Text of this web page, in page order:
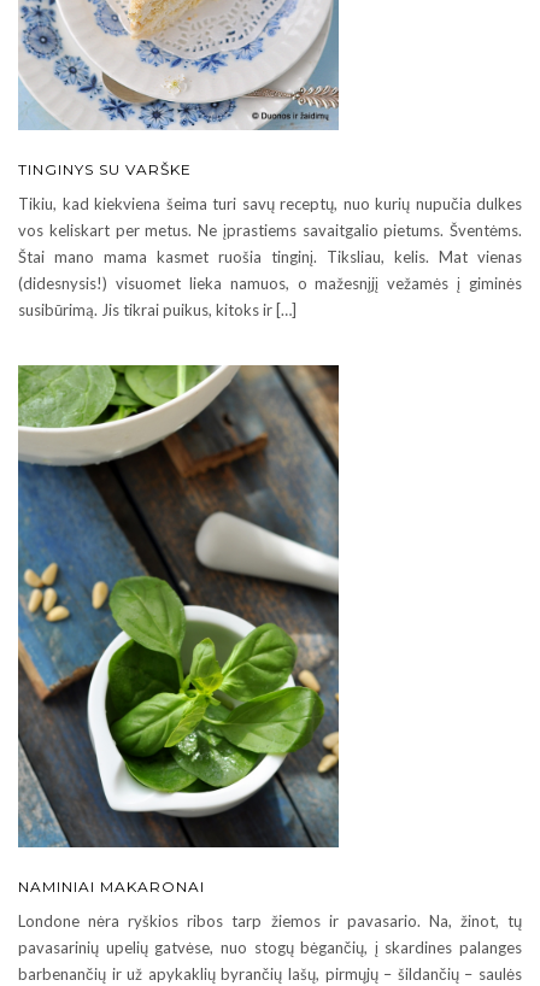
TINGINYS SU VARŠKE
Tikiu, kad kiekviena šeima turi savų receptų, nuo kurių nupučia dulkes
vos keliskart per metus. Ne įprastiems savaitgalio pietums. Šventėms.
Štai mano mama kasmet ruošia tinginį. Tiksliau, kelis. Mat vienas
(didesnysis!) visuomet lieka namuos, o mažesnįjį vežamės į giminės
susibūrimą. Jis tikrai puikus, kitoks ir […]
NAMINIAI MAKARONAI
Londone nėra ryškios ribos tarp žiemos ir pavasario. Na, žinot, tų
pavasarinių upelių gatvėse, nuo stogų bėgančių, į skardines palanges
barbenančių ir už apykaklių byrančių lašų, pirmųjų – šildančių – saulės